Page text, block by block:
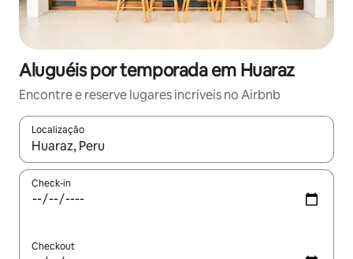
Aluguéis por temporada em Huaraz
Encontre e reserve lugares incríveis no Airbnb
Localização
Quando os resultados estiverem disponíveis, explore-os
Check-in
Checkout